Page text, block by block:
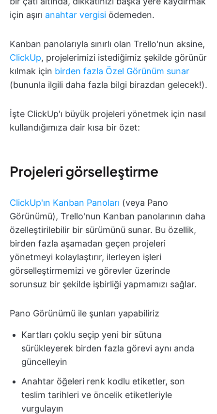
için aşırı anahtar vergisi ödemeden.
Kanban panolarıyla sınırlı olan Trello'nun aksine,
ClickUp, projelerimizi istediğimiz şekilde görünür
kılmak için birden fazla Özel Görünüm sunar
(bununla ilgili daha fazla bilgi birazdan gelecek!).
İşte ClickUp'ı büyük projeleri yönetmek için nasıl
kullandığımıza dair kısa bir özet:
Projeleri görselleştirme
ClickUp'ın Kanban Panoları (veya Pano
Görünümü), Trello'nun Kanban panolarının daha
özelleştirilebilir bir sürümünü sunar. Bu özellik,
birden fazla aşamadan geçen projeleri
yönetmeyi kolaylaştırır, ilerleyen işleri
görselleştirmemizi ve görevler üzerinde
sorunsuz bir şekilde işbirliği yapmamızı sağlar.
Pano Görünümü ile şunları yapabiliriz
Kartları çoklu seçip yeni bir sütuna
sürükleyerek birden fazla görevi aynı anda
güncelleyin
Anahtar öğeleri renk kodlu etiketler, son
teslim tarihleri ve öncelik etiketleriyle
vurgulayın